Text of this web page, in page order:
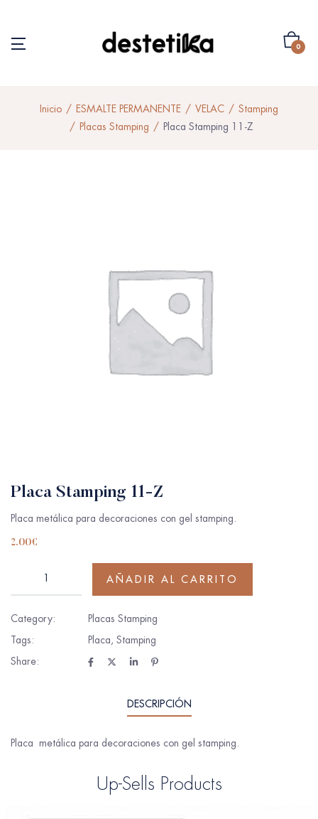
0
Inicio ESMALTE PERMANENTE VELAC
Stamping
Placas Stamping
Placa Stamping 11-Z
Placa Stamping 11-Z
Placa metálica para decoraciones con gel stamping.
2.00€
AÑADIR AL CARRITO
Category:
Placas Stamping
Tags:
Placa, Stamping
Share:
DESCRIPCIÓN
Placa metálica para decoraciones con gel stamping.
Up-Sells Products